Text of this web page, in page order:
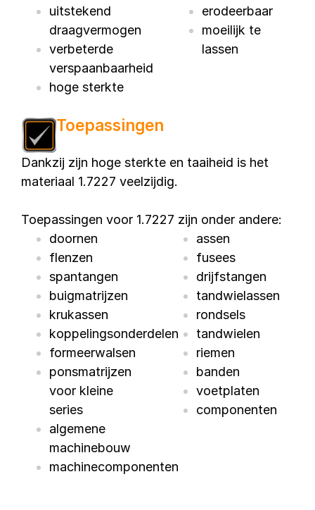
uitstekend
draagvermogen
verbeterde
verspaanbaarheid
hoge sterkte
erodeerbaar
moeilijk te
lassen
Toepassingen
Dankzij zijn hoge sterkte en taaiheid is het
materiaal 1.7227 veelzijdig.
Toepassingen voor 1.7227 zijn onder andere:
doornen
flenzen
spantangen
buigmatrijzen
krukassen
koppelingsonderdelen
formeerwalsen
ponsmatrijzen
voor kleine
series
algemene
machinebouw
machinecomponenten
assen
fusees
drijfstangen
tandwielassen
rondsels
tandwielen
riemen
banden
voetplaten
componenten